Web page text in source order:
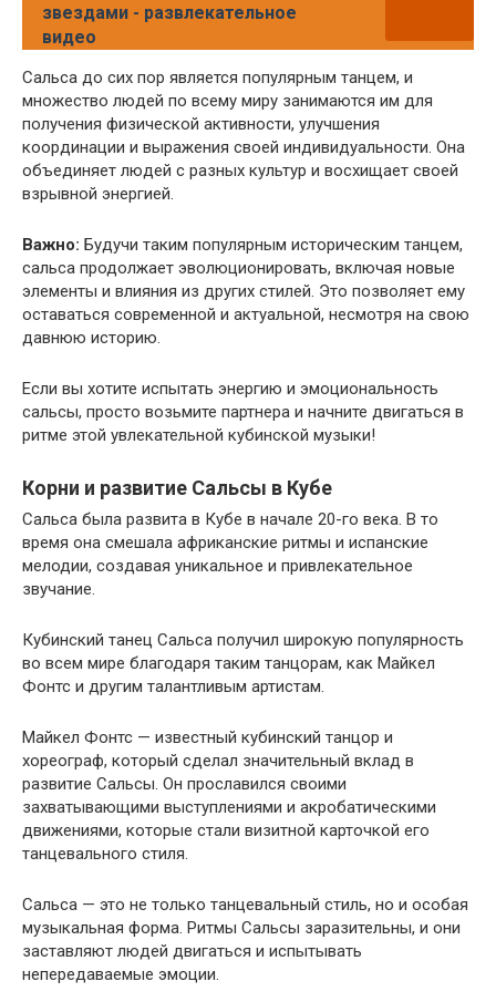
звездами - развлекательное
видео
Сальса до сих пор является популярным танцем, и
множество людей по всему миру занимаются им для
получения физической активности, улучшения
координации и выражения своей индивидуальности. Она
объединяет людей с разных культур и восхищает своей
взрывной энергией.
Важно: Будучи таким популярным историческим танцем,
сальса продолжает эволюционировать, включая новые
элементы и влияния из других стилей. Это позволяет ему
оставаться современной и актуальной, несмотря на свою
давнюю историю.
Если вы хотите испытать энергию и эмоциональность
сальсы, просто возьмите партнера и начните двигаться в
ритме этой увлекательной кубинской музыки!
Корни и развитие Сальсы в Кубе
Сальса была развита в Кубе в начале 20-го века. В то
время она смешала африканские ритмы и испанские
мелодии, создавая уникальное и привлекательное
звучание.
Кубинский танец Сальса получил широкую популярность
во всем мире благодаря таким танцорам, как Майкел
Фонтс и другим талантливым артистам.
Майкел Фонтс — известный кубинский танцор и
хореограф, который сделал значительный вклад в
развитие Сальсы. Он прославился своими
захватывающими выступлениями и акробатическими
движениями, которые стали визитной карточкой его
танцевального стиля.
Сальса — это не только танцевальный стиль, но и особая
музыкальная форма. Ритмы Сальсы заразительны, и они
заставляют людей двигаться и испытывать
непередаваемые эмоции.